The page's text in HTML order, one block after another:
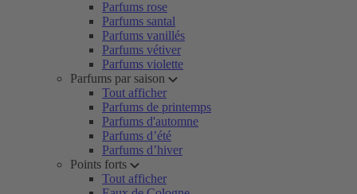
Parfums rose
Parfums santal
Parfums vanillés
Parfums vétiver
Parfums violette
Parfums par saison
Tout afficher
Parfums de printemps
Parfums d'automne
Parfums d’été
Parfums d’hiver
Points forts
Tout afficher